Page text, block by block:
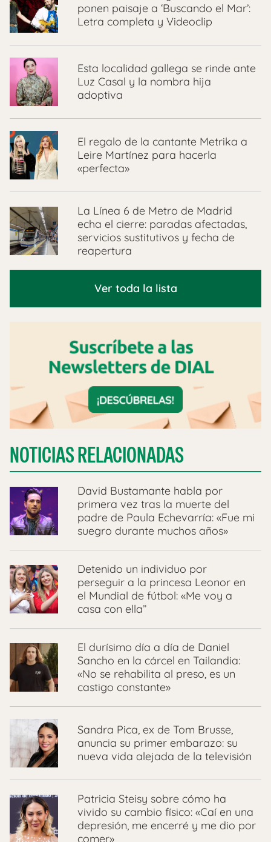
ponen paisaje a ‘Buscando el Mar’:
Letra completa y Videoclip
Esta localidad gallega se rinde ante
Luz Casal y la nombra hija
adoptiva
El regalo de la cantante Metrika a
Leire Martínez para hacerla
«perfecta»
La Línea 6 de Metro de Madrid
echa el cierre: paradas afectadas,
servicios sustitutivos y fecha de
reapertura
Ver toda la lista
NOTICIAS RELACIONADAS
David Bustamante habla por
primera vez tras la muerte del
padre de Paula Echevarría: «Fue mi
suegro durante muchos años»
Detenido un individuo por
perseguir a la princesa Leonor en
el Mundial de fútbol: «Me voy a
casa con ella”
El durísimo día a día de Daniel
Sancho en la cárcel en Tailandia:
«No se rehabilita al preso, es un
castigo constante»
Sandra Pica, ex de Tom Brusse,
anuncia su primer embarazo: su
nueva vida alejada de la televisión
Patricia Steisy sobre cómo ha
vivido su cambio físico: «Caí en una
depresión, me encerré y me dio por
comer»